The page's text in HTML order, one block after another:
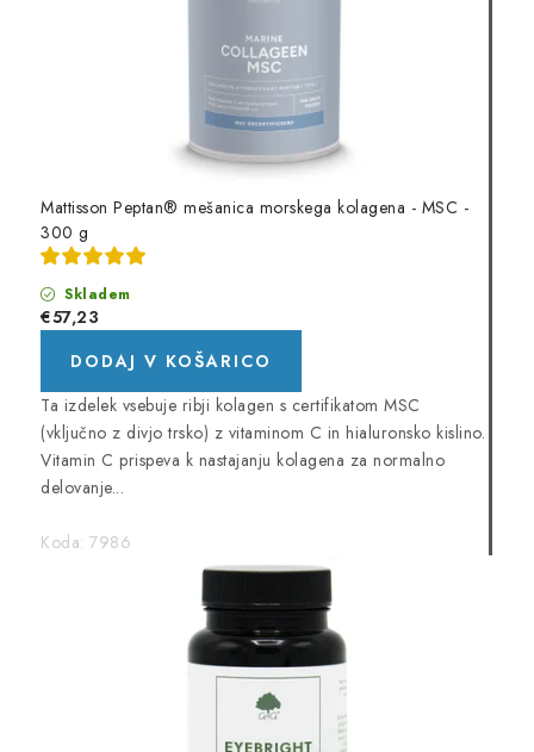
Mattisson Peptan® mešanica morskega kolagena - MSC -
300 g
Skladem
€57,23
DODAJ V KOŠARICO
Ta izdelek vsebuje ribji kolagen s certifikatom MSC
(vključno z divjo trsko) z vitaminom C in hialuronsko kislino.
Vitamin C prispeva k nastajanju kolagena za normalno
delovanje...
Koda: 7986